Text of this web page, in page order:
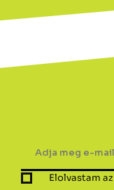
Elolvastam az